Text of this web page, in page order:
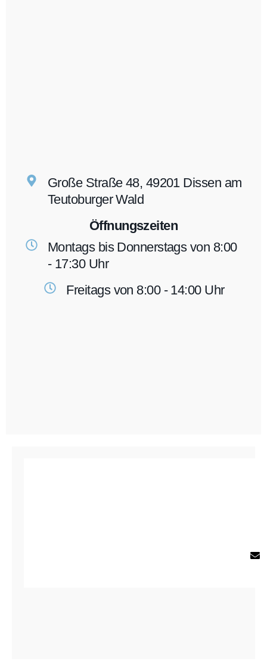
Große Straße 48, 49201 Dissen am
Teutoburger Wald
Öffnungszeiten
Montags bis Donnerstags von 8:00
- 17:30 Uhr
Freitags von 8:00 - 14:00 Uhr